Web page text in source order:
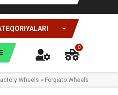
0
Wheels » Forgiato Wheels